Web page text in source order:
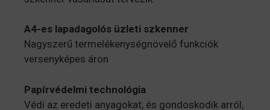
A4-es lapadagolós üzleti szkenner
Nagyszerű termelékenységnövelő funkciók
versenyképes áron
Papírvédelmi technológia
Védi az eredeti anyagokat, és gondoskodik arról,